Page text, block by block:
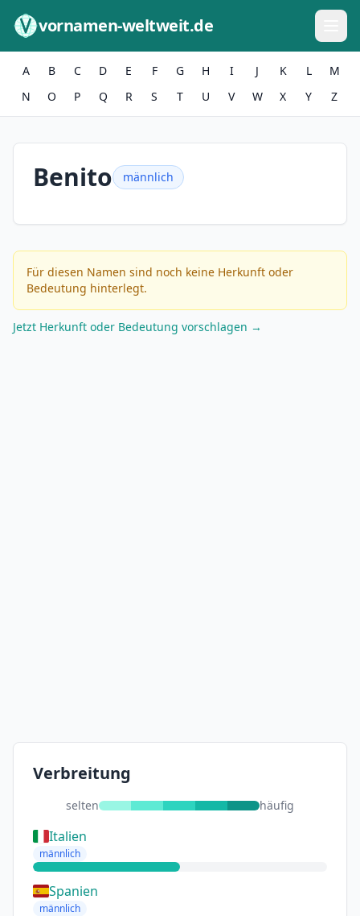
vornamen-weltweit.de
A B C D E F G H I J K L
M
N
O P Q R S T U V W X Y Z
Benito männlich
Für diesen Namen sind noch keine Herkunft oder
Bedeutung hinterlegt.
Jetzt Herkunft oder Bedeutung vorschlagen →
Verbreitung
selten häufig
Italien
männlich
Spanien
männlich